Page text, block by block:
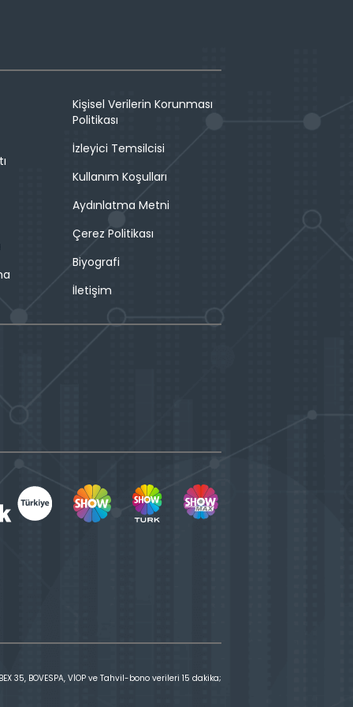
Kişisel Verilerin Korunması
Politikası
İzleyici Temsilcisi
Kullanım Koşulları
Aydınlatma Metni
Çerez Politikası
Biyografi
İletişim
35, BOVESPA, VİOP ve Tahvil-bono verileri 15 dakika;